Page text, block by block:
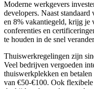
Moderne werkgevers
developers. Naast
en 8% vakantiegeld, krijg je
conferenties en
te houden in de snel
Thuiswerkregelingen zijn
Veel bedrijven vergoeden
thuiswerkplekken en
van €50-€100. Ook